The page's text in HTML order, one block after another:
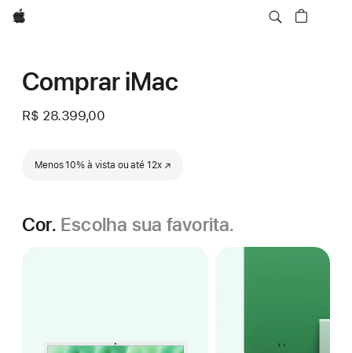
Apple
Comprar iMac
R$ 28.399,00
Menos 10% à vista ou até 12x
(o link abre em uma nova janela)
Cor. Escolha sua favorita.